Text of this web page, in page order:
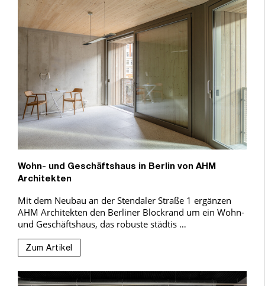
Wohn- und Geschäftshaus in Berlin von AHM
Architekten
Mit dem Neubau an der Stendaler Straße 1 ergänzen
AHM Architekten den Berliner Blockrand um ein Wohn-
und Geschäftshaus, das robuste städtis …
Zum Artikel